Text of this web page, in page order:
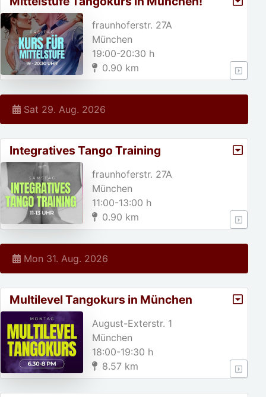
fraunhoferstr. 27A
München
19:00-20:30 h
0.90 km
Sat 29. Aug. 2026
Integratives Tango Training
fraunhoferstr. 27A
München
11:00-13:00 h
0.90 km
Mon 31. Aug. 2026
Multilevel Tangokurs in München
August-Exterstr. 1
München
18:00-19:30 h
8.57 km